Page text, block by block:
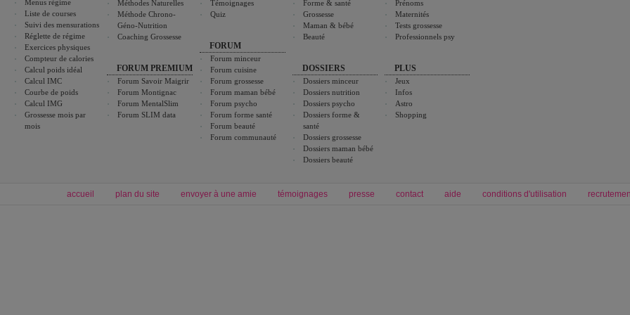
Menus régime
Liste de courses
Suivi des mensurations
Réglette de régime
Exercices physiques
Compteur de calories
Calcul poids idéal
Calcul IMC
Courbe de poids
Calcul IMG
Grossesse mois par
mois
Méthodes Naturelles
Méthode Chrono-
Géno-Nutrition
Coaching Grossesse
FORUM PREMIUM
Forum Savoir Maigrir
Forum Montignac
Forum MentalSlim
Forum SLIM data
Témoignages
Quiz
FORUM
Forum minceur
Forum cuisine
Forum grossesse
Forum maman bébé
Forum psycho
Forum forme santé
Forum beauté
Forum communauté
Forme & santé
Grossesse
Maman & bébé
Beauté
DOSSIERS
Dossiers minceur
Dossiers nutrition
Dossiers psycho
Dossiers forme &
santé
Dossiers grossesse
Dossiers maman bébé
Dossiers beauté
Prénoms
Maternités
Tests grossesse
Professionnels psy
PLUS
Jeux
Infos
Astro
Shopping
accueil plan du site envoyer à une amie témoignages presse contact aide conditions d'utilisation